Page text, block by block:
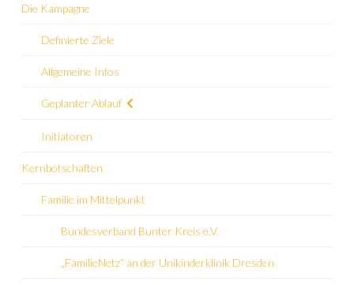
Die Kampagne
Definierte Ziele
Allgemeine Infos
Geplanter Ablauf
Initiatoren
Kernbotschaften
Familie im Mittelpunkt
Bundesverband Bunter Kreis e.V.
„FamilieNetz“ an der Unikinderklinik Dresden